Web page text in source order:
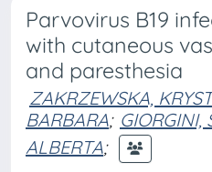
Parvovirus B19
with cutaneous
and paresthesia
ZAKRZEWSKA,
BARBARA; GIORGINI,
ALBERTA;